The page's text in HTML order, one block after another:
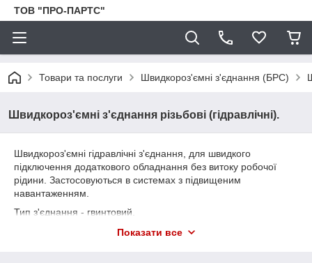
ТОВ "ПРО-ПАРТС"
Товари та послуги Швидкороз'ємні з'єднання (БРС)
Швидкороз'ємні з'єднання різьбові (гідравлічні).
Швидкороз'ємні гідравлічні з'єднання, для швидкого
підключення додаткового обладнання без витоку робочої
рідини. Застосовуються в системах з підвищеним
навантаженням.
Тип з'єднання - гвинтовий.
Показати все